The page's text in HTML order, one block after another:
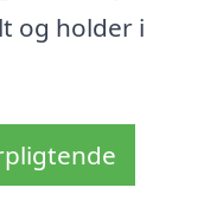
og holder i